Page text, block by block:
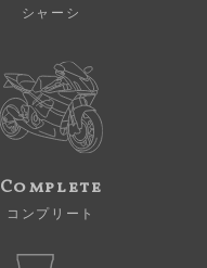
シャーシ
Complete
コンプリート